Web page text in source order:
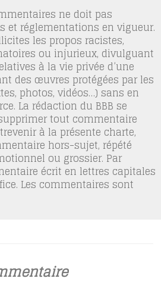
ne doit pas
et réglementations en vigueur.
les propos racistes,
ou injurieux, divulguant
à la vie privée d’une
des œuvres protégées par les
photos, vidéos…) sans en
La rédaction du BBB se
tout commentaire
à la présente charte,
hors-sujet, répété
ou grossier. Par
écrit en lettres capitales
Les commentaires sont